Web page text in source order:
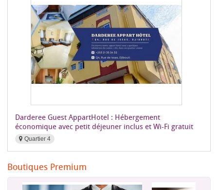
Darderee Guest AppartHotel : Hébergement
économique avec petit déjeuner inclus et Wi-Fi gratuit
Quartier 4
Boutiques Premium